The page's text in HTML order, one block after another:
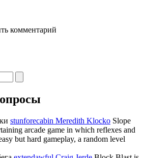
комментарий
stunforecabin Meredith Klocko Slope
arcade game in which reflexes and
but hard gameplay, a random level